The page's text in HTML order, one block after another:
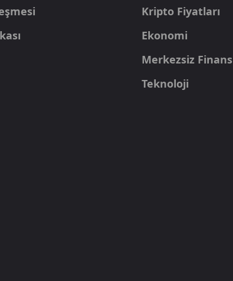
Kripto Fiyatları
Ekonomi
Merkezsiz Finans
Teknoloji